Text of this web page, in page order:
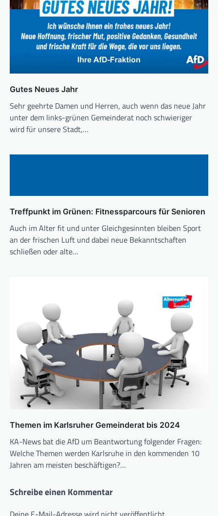
Gutes Neues Jahr
Sehr geehrte Damen und Herren, auch wenn das neue Jahr
unter dem links-grünen Gemeinderat noch schwieriger
wird für unsere Stadt,…
Treffpunkt im Grünen: Fitnessparcours für Senioren
Auch im Alter fit und unter Gleichgesinnten bleiben Sport
an der frischen Luft und dabei neue Bekanntschaften
schließen oder alte…
Themen im Karlsruher Gemeinderat bis 2024
KA-News bat die AfD um Beantwortung folgender Fragen:
Welche Themen werden Karlsruhe in den kommenden 10
Jahren am meisten beschäftigen?…
Schreibe einen Kommentar